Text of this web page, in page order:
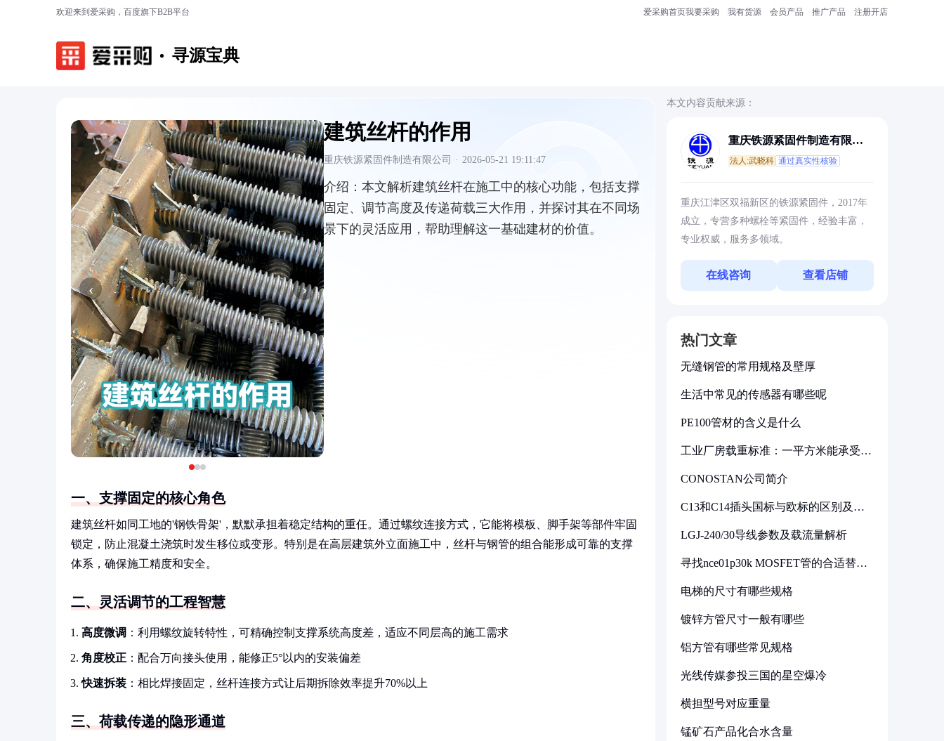
欢迎来到爱采购，百度旗下B2B平台 爱采购首页我要采购 我有货源 会员产品 推广产品 注册开店
寻源宝典
‹ ›
建筑丝杆的作用
重庆铁源紧固件制造有限公司 · 2026-05-21 19:11:47
介绍： 本文解析建筑丝杆在施工中的核心功能，包括支撑
固定、调节高度及传递荷载三大作用，并探讨其在不同场
景下的灵活应用，帮助理解这一基础建材的价值。
一、支撑固定的核心角色
建筑丝杆如同工地的'钢铁骨架'，默默承担着稳定结构的重任。通过螺纹连接方式，它能将模板、脚手架等部件牢固
锁定，防止混凝土浇筑时发生移位或变形。特别是在高层建筑外立面施工中，丝杆与钢管的组合能形成可靠的支撑
体系，确保施工精度和安全。
二、灵活调节的工程智慧
高度微调 ：利用螺纹旋转特性，可精确控制支撑系统高度差，适应不同层高的施工需求
角度校正 ：配合万向接头使用，能修正5°以内的安装偏差
快速拆装 ：相比焊接固定，丝杆连接方式让后期拆除效率提升70%以上
三、荷载传递的隐形通道
本文内容贡献来源：
重庆铁源紧固件制造有限公
法人:武晓科 通过真实性核验
重庆江津区双福新区的铁源紧固件，2017年
成立，专营多种螺栓等紧固件，经验丰富，
专业权威，服务多领域。
在线咨询 查看店铺
热门文章
无缝钢管的常用规格及壁厚
生活中常见的传感器有哪些呢
PE100管材的含义是什么
工业厂房载重标准：一平方米能承受多
CONOSTAN公司简介
C13和C14插头国标与欧标的区别及其
LGJ-240/30导线参数及载流量解析
寻找nce01p30k MOSFET管的合适替代
电梯的尺寸有哪些规格
镀锌方管尺寸一般有哪些
铝方管有哪些常见规格
光线传媒参投三国的星空爆冷
横担型号对应重量
锰矿石产品化合水含量